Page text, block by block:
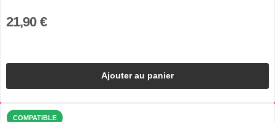
21,90 €
Ajouter au panier
COMPATIBLE